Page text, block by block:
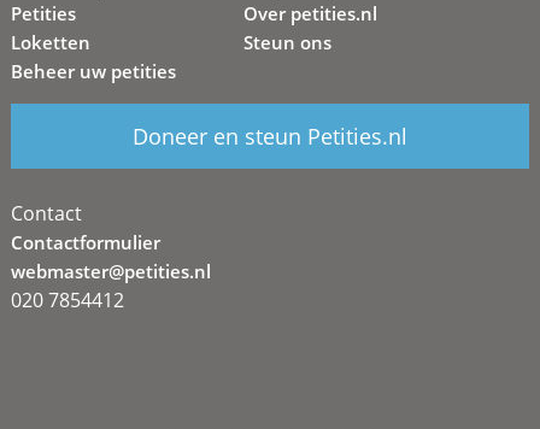
Petities
Loketten
Beheer uw petities
Over petities.nl
Steun ons
Doneer en steun Petities.nl
Contact
Contactformulier
webmaster@petities.nl
020 7854412